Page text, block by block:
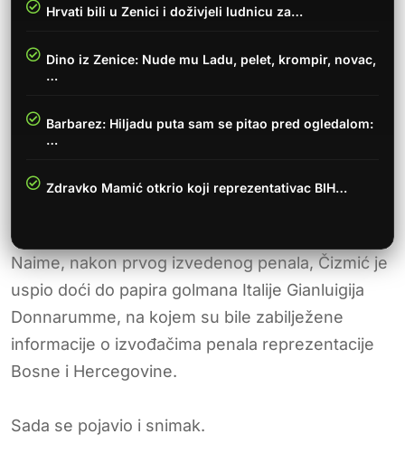
Hrvati bili u Zenici i doživjeli ludnicu za…
Dino iz Zenice: Nude mu Ladu, pelet, krompir, novac,
…
Barbarez: Hiljadu puta sam se pitao pred ogledalom:
…
Zdravko Mamić otkrio koji reprezentativac BIH…
Naime, nakon prvog izvedenog penala, Čizmić je
uspio doći do papira golmana Italije Gianluigija
Donnarumme, na kojem su bile zabilježene
informacije o izvođačima penala reprezentacije
Bosne i Hercegovine.
Sada se pojavio i snimak.